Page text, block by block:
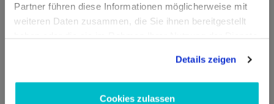
Partner führen diese Informationen möglicherweise mit
weiteren Daten zusammen, die Sie ihnen bereitgestellt
Details zeigen
Cookies zulassen
Kontakt